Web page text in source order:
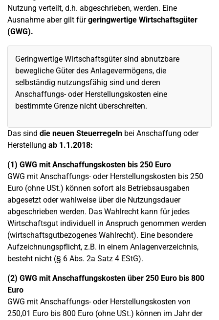
Nutzung verteilt, d.h. abgeschrieben, werden. Eine
Ausnahme aber gilt fürgeringwertige Wirtschaftsgüter
(GWG).
Geringwertige Wirtschaftsgüter sind abnutzbare
bewegliche Güter des Anlagevermögens, die
selbständig nutzungsfähig sind und deren
Anschaffungs- oder Herstellungskosten eine
bestimmte Grenze nicht überschreiten.
Das sind die neuen Steuerregeln bei Anschaffung oder
Herstellung ab 1.1.2018:
(1) GWG mit Anschaffungskosten bis 250 Euro
GWG mit Anschaffungs- oder Herstellungskosten bis 250
Euro (ohne USt.) können sofort als Betriebsausgaben
abgesetzt oder wahlweise über die Nutzungsdauer
abgeschrieben werden. Das Wahlrecht kann für jedes
Wirtschaftsgut individuell in Anspruch genommen werden
(wirtschaftsgutbezogenes Wahlrecht). Eine besondere
Aufzeichnungspflicht, z.B. in einem Anlagenverzeichnis,
besteht nicht (§ 6 Abs. 2a Satz 4 EStG).
(2) GWG mit Anschaffungskosten über 250 Euro bis 800
Euro
GWG mit Anschaffungs- oder Herstellungskosten von
250,01 Euro bis 800 Euro (ohne USt.) können im Jahr der